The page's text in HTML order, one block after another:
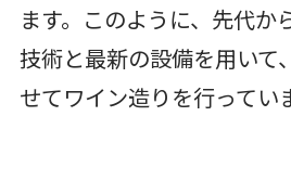
ます。このように、先代か
技術と最新の設備を用いて
せてワイン造りを行ってい